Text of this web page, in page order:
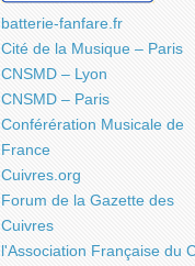
batterie-fanfare.fr
Cité de la Musique – Paris
CNSMD – Lyon
CNSMD – Paris
Conférération Musicale de
France
Cuivres.org
Forum de la Gazette des
Cuivres
l'Association Française du